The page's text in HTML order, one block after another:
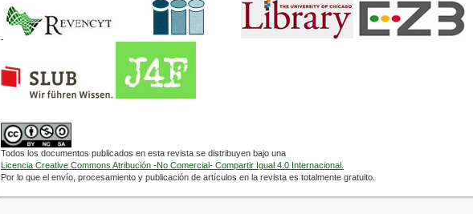
Todos los documentos publicados en esta revista se distribuyen bajo una
Licencia Creative Commons Atribución -No Comercial- Compartir Igual 4.0 Internacional.
Por lo que el envío, procesamiento y publicación de artículos en la revista es totalmente gratuito.